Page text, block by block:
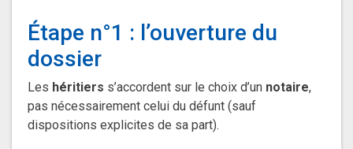
Étape n°1 : l’ouverture du
dossier
Les héritiers s’accordent sur le choix d’un notaire,
pas nécessairement celui du défunt (sauf
dispositions explicites de sa part).